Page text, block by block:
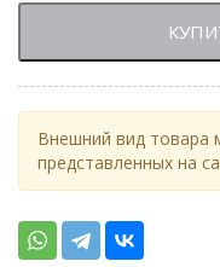
Внешний вид товара
представленных на